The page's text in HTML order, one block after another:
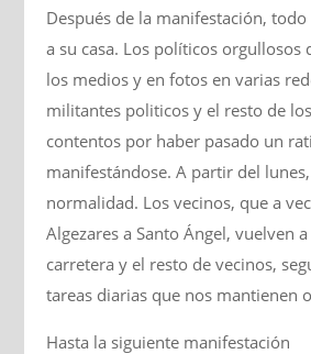
Después de la manifestación,
a su casa. Los políticos orgullosos
los medios y en fotos en varias
militantes politicos y el resto de
contentos por haber pasado un
manifestándose. A partir del
normalidad. Los vecinos, que a
Algezares a Santo Ángel, vuelven
carretera y el resto de vecinos,
tareas diarias que nos mantienen
Hasta la siguiente manifestación